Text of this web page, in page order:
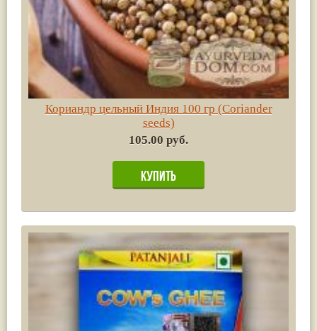
Кориандр цельный Индия 100 гр (Сoriander
seeds)
105.00 руб.